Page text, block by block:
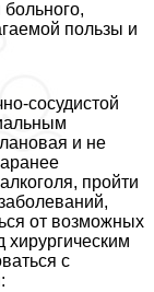
пользы и
сосудистой
и не
пройти
от возможных
хирургическим
с